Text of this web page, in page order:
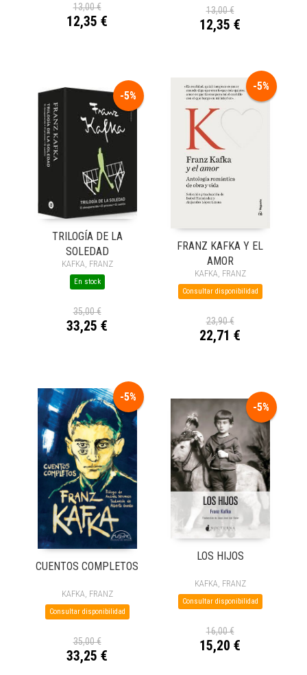
13,00 €
12,35 €
13,00 €
12,35 €
-5%
TRILOGÍA DE LA
SOLEDAD
KAFKA, FRANZ
En stock
35,00 €
33,25 €
-5%
FRANZ KAFKA Y EL
AMOR
KAFKA, FRANZ
Consultar disponibilidad
23,90 €
22,71 €
-5%
CUENTOS COMPLETOS
KAFKA, FRANZ
Consultar disponibilidad
35,00 €
33,25 €
-5%
LOS HIJOS
KAFKA, FRANZ
Consultar disponibilidad
16,00 €
15,20 €